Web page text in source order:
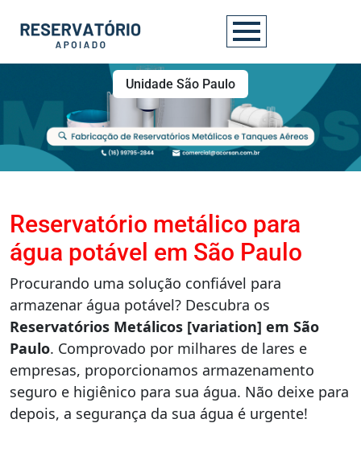
Unidade São Paulo
Reservatório metálico para
água potável em São Paulo
Procurando uma solução confiável para
armazenar água potável? Descubra os
Reservatórios Metálicos [variation] em São
Paulo. Comprovado por milhares de lares e
empresas, proporcionamos armazenamento
seguro e higiênico para sua água. Não deixe para
depois, a segurança da sua água é urgente!